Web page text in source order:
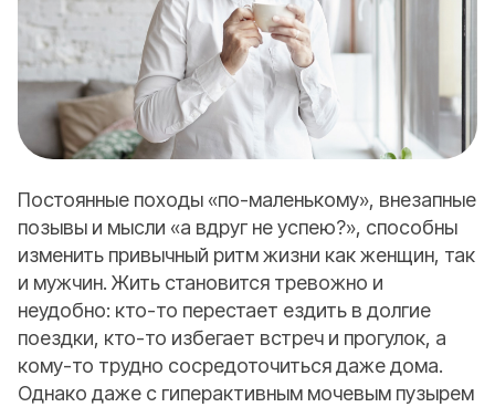
Постоянные походы «по-маленькому», внезапные
позывы и мысли «а вдруг не успею?», способны
изменить привычный ритм жизни как женщин, так
и мужчин. Жить становится тревожно и
неудобно: кто-то перестает ездить в долгие
поездки, кто-то избегает встреч и прогулок, а
кому-то трудно сосредоточиться даже дома.
Однако даже с гиперактивным мочевым пузырем